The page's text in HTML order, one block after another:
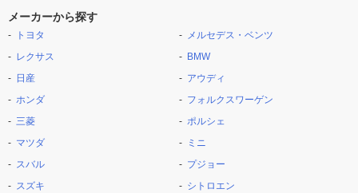
メーカーから探す
トヨタ
レクサス
日産
ホンダ
三菱
マツダ
スバル
スズキ
メルセデス・ベンツ
BMW
アウディ
フォルクスワーゲン
ポルシェ
ミニ
プジョー
シトロエン